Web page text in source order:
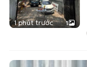
1 phút trước 1